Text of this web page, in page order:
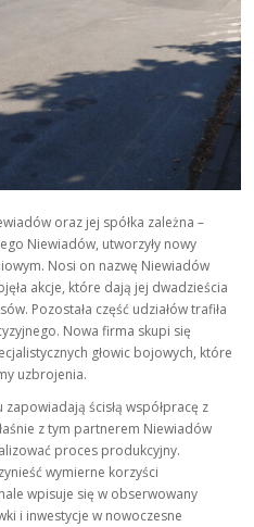
oraz jej spółka zależna –
Niewiadów, utworzyły nowy
Nosi on nazwę Niewiadów
akcje, które dają jej dwadzieścia
Pozostała część udziałów trafiła
Nowa firma skupi się
głowic bojowych, które
uzbrojenia.
ścisłą współpracę z
z tym partnerem Niewiadów
proces produkcyjny.
wymierne korzyści
wpisuje się w obserwowany
i inwestycje w nowoczesne